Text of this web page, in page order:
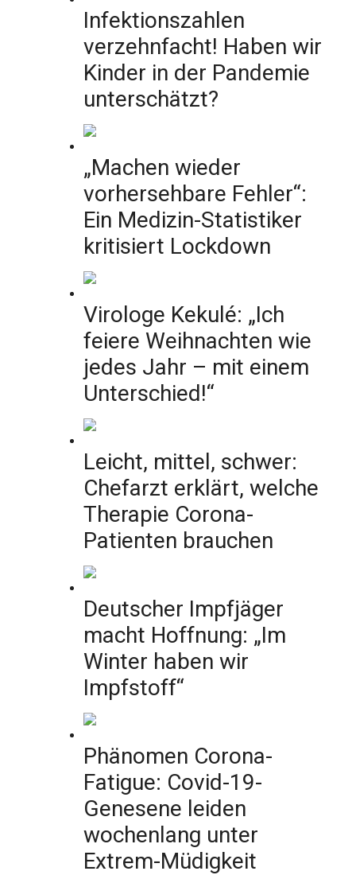
Infektionszahlen
verzehnfacht! Haben wir
Kinder in der Pandemie
unterschätzt?
„Machen wieder
vorhersehbare Fehler“:
Ein Medizin-Statistiker
kritisiert Lockdown
Virologe Kekulé: „Ich
feiere Weihnachten wie
jedes Jahr – mit einem
Unterschied!“
Leicht, mittel, schwer:
Chefarzt erklärt, welche
Therapie Corona-
Patienten brauchen
Deutscher Impfjäger
macht Hoffnung: „Im
Winter haben wir
Impfstoff“
Phänomen Corona-
Fatigue: Covid-19-
Genesene leiden
wochenlang unter
Extrem-Müdigkeit